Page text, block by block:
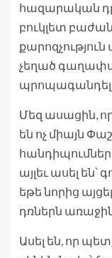
հազարական
բուկլետ
քարոզչություն
չեղած
Մեզ ասացին,
են ոչ միայն
այլեւ ասել
եթե նորից
դռներն
Ասել են, որ